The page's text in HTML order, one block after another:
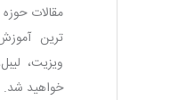
مقالات
ترین
ویزیت،
خواهید شد.